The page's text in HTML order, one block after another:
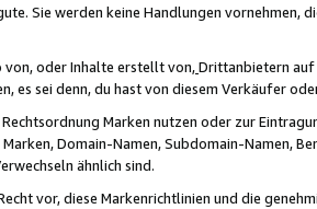
Sie werden keine Handlungen vornehmen,
von, oder Inhalte erstellt von,Drittanbietern auf
es sei denn, du hast von diesem Verkäufer
Marken nutzen oder zur
Domain-Namen, Subdomain-Namen,
ähnlich sind.
vor, diese Markenrichtlinien und die